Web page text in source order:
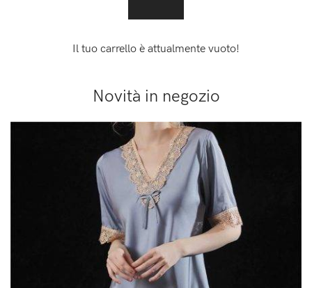
Il tuo carrello è attualmente vuoto!
Novità in negozio